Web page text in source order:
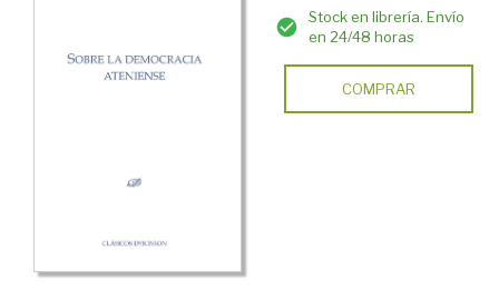
Stock en librería. Envío
en 24/48 horas
COMPRAR